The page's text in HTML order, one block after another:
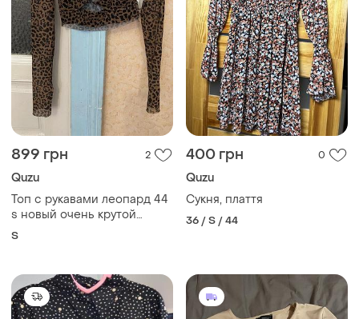
899 грн 2
Quzu
Топ с рукавами леопард 44
s новый очень крутой
сексуальный
S
400 грн 0
Quzu
Сукня, плаття
36 / S / 44